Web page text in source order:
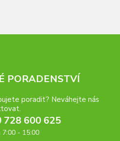
PORADENSTVÍ
poradit? Neváhejte nás
728 600 625
- 15:00